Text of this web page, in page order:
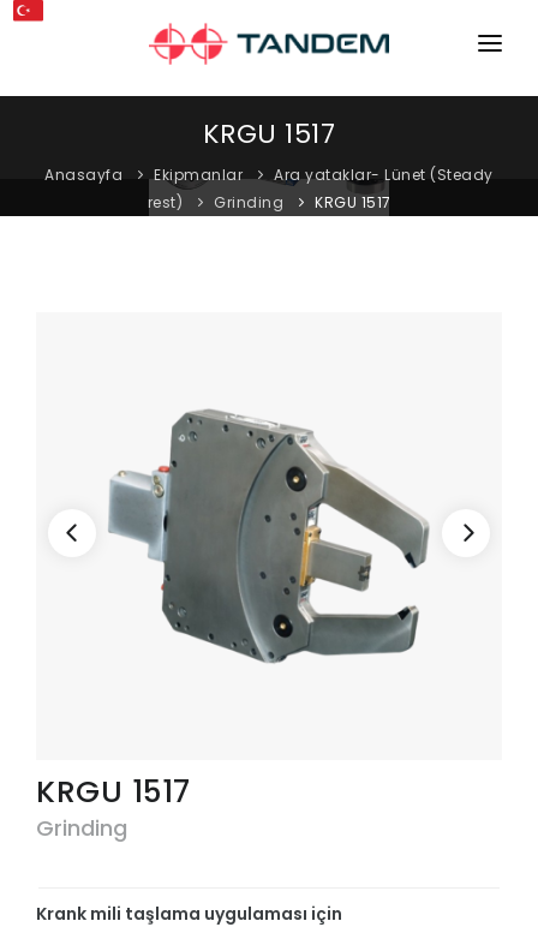
ANA SAYFA
İLETIŞIM
SERVIS
KRGU 1517
Anasayfa Ekipmanlar
Ara yataklar- Lünet (Steady
rest)
Grinding KRGU 1517
KRGU 1517
Grinding
Krank mili taşlama uygulaması için